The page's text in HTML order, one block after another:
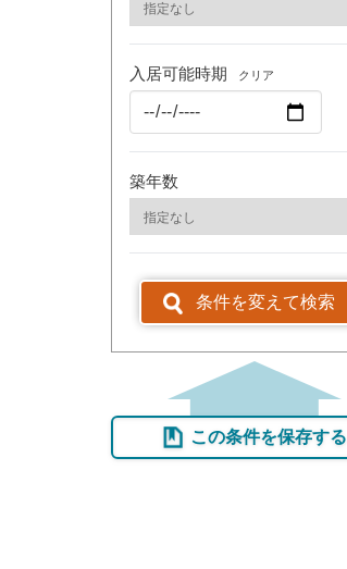
入居可能時期 クリア
築年数
条件を変えて検索
この条件を保存する